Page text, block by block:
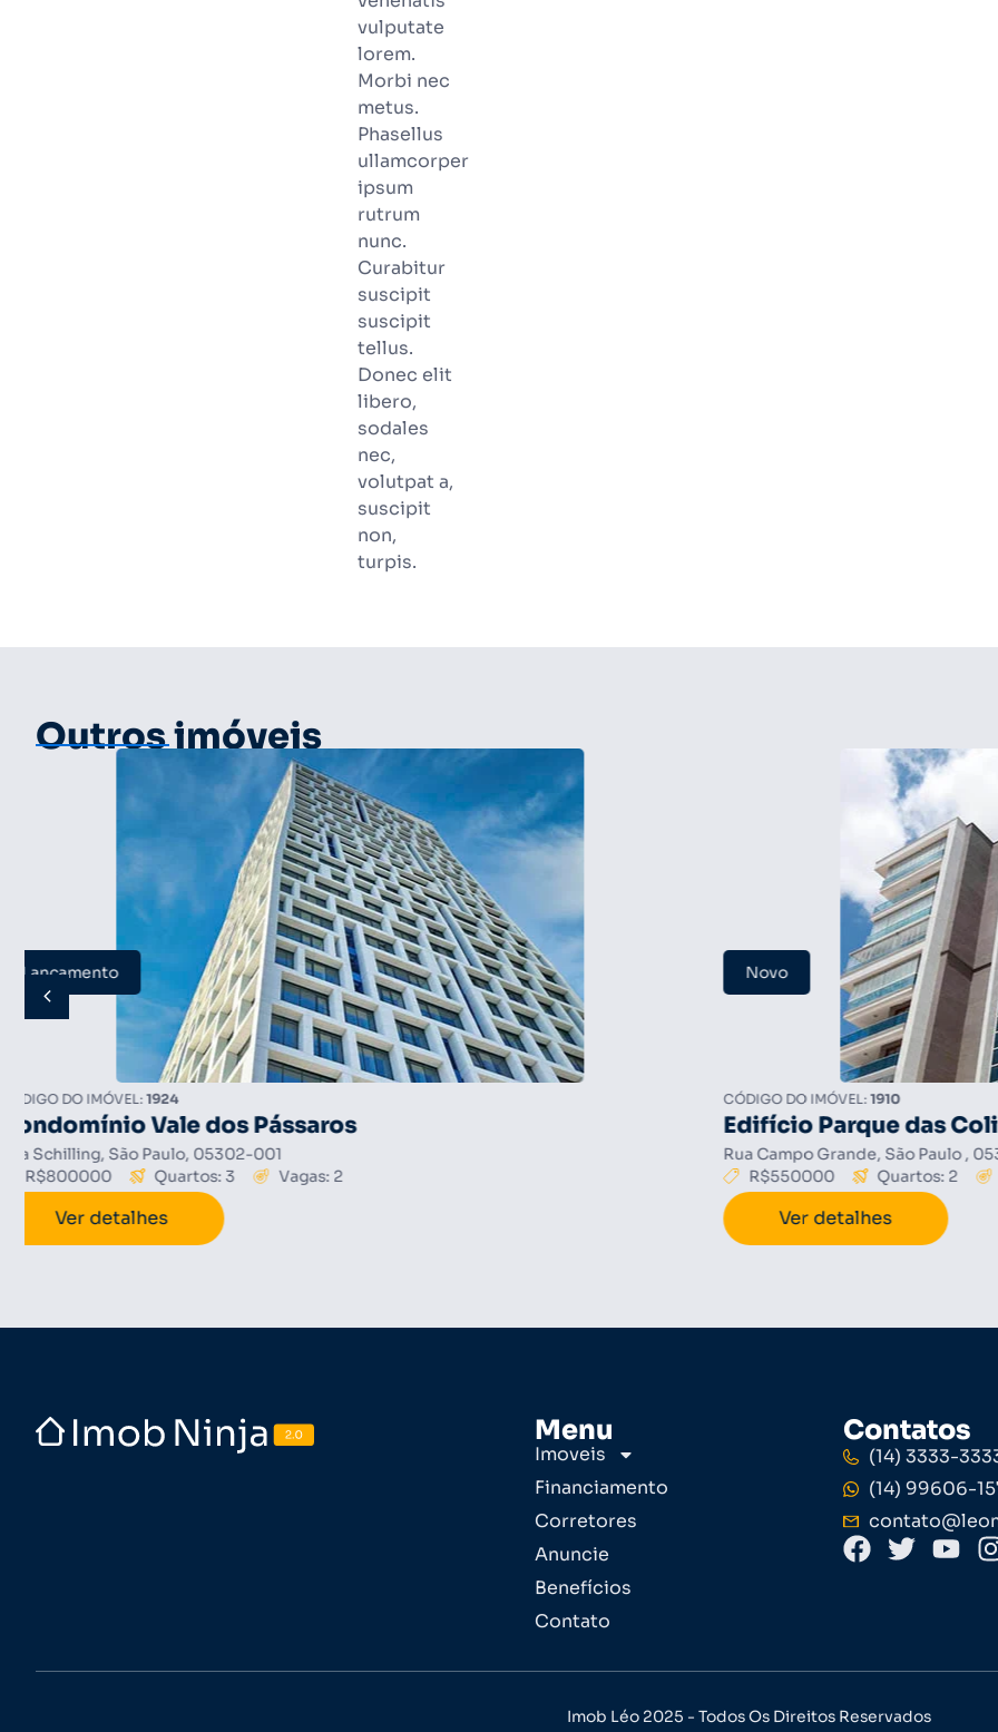
vulputate
lorem.
Morbi nec
metus.
Phasellus
ullamcorper
ipsum
rutrum
nunc.
Curabitur
suscipit
suscipit
tellus.
Donec elit
libero,
sodales
nec,
volutpat a,
suscipit
non,
turpis.
Outros imóveis
Novo
CÓDIGO DO IMÓVEL:
Edifício Parque das Colinas
Rua Campo Grande, São Paulo , 05302-050
R$550000
Quartos: 2 Vagas: 2
Ver detalhes
Semi Novo
CÓDIGO DO IMÓVEL:
Condomínio Porto
Rua Pascoal Vita, São Paulo,
R$7000
Quartos: 3
Ver detalhes
Menu
Imoveis
Financiamento
Corretores
Anuncie
Benefícios
Contato
Contatos
(14) 3333-
(14) 99606-
Imob Léo 2025 - Todos Os Direitos Reservados